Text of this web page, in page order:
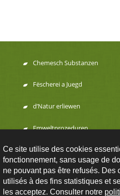
Ce site utilise des cookies
fonctionnement, sans usage de
ne pouvant pas être refusés. Des
utilisés à des fins statistiques et
les acceptez. Consulter notre
Chemesch Substanzen
Fëscherei a Juegd
d’Natur erliewen
Emweltprozeduren
Contact FAQs